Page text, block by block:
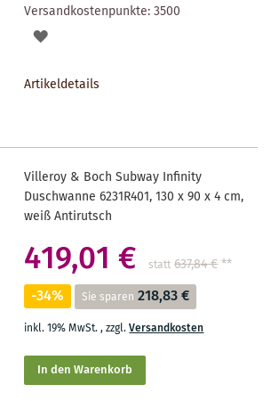
Versandkostenpunkte:3500
AUF
Artikeldetails
Villeroy & Boch Subway Infinity
Duschwanne 6231R401, 130 x 90 x 4 cm,
weiß Antirutsch
419,01 € statt 637,84 €**
-34% Sie sparen 218,83 €
inkl. 19% MwSt.,zzgl.Versandkosten
In den Warenkorb